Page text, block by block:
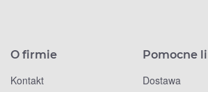
O firmie
Kontakt
Pomocne
Dostawa